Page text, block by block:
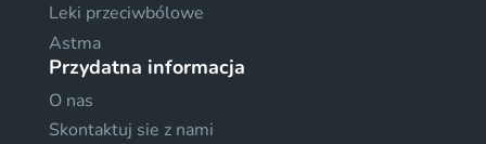
Leki przeciwbólowe
Astma
Przydatna informacja
O nas
Skontaktuj sie z nami